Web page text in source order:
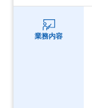
業務内容